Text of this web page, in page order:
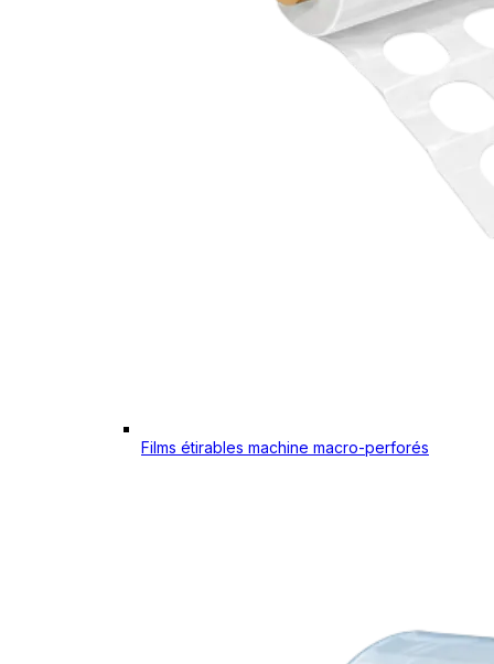
Films étirables machine macro-perforés